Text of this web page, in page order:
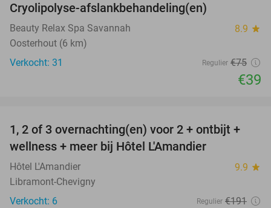
Cryolipolyse-afslankbehandeling(en)
Beauty Relax Spa Savannah 8.9 star
Oosterhout (6 km)
Verkocht: 31
Regulier €75
€39
32%
TODAY
1, 2 of 3 overnachting(en) voor 2 + ontbijt +
wellness + meer bij Hôtel L'Amandier
Hôtel L'Amandier 9.9 star
Libramont-Chevigny
Verkocht: 6
Regulier €191